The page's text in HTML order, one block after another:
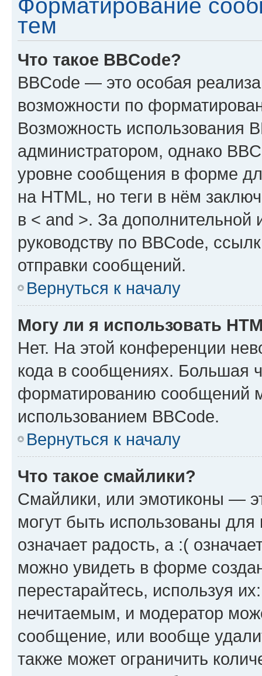
Форматирование
тем
Что такое BBCode?
BBCode — это особая
возможности по
Возможность использования
администратором, однако
уровне сообщения в форме
на HTML, но теги в нём
в < and >. За
руководству по BBCode,
отправки сообщений.
Вернуться к началу
Могу ли я использовать
Нет. На этой конференции
кода в сообщениях. Большая
форматированию сообщений
использованием BBCode.
Вернуться к началу
Что такое смайлики?
Смайлики, или эмотиконы —
могут быть использованы
означает радость, а :(
можно увидеть в форме
перестарайтесь, используя
нечитаемым, и модератор
сообщение, или вообще
также может ограничить